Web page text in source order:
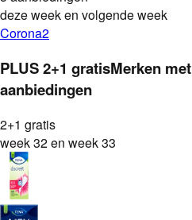
deze week en volgende week
Corona2
PLUS2+1 gratisMerken met
aanbiedingen
2+1 gratis
week 32 en week 33